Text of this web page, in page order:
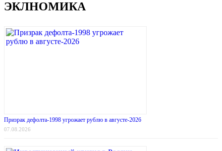
ЭКЛНОМИКА
Призрак дефолта-1998 угрожает рублю в августе-2026
07.08.2026